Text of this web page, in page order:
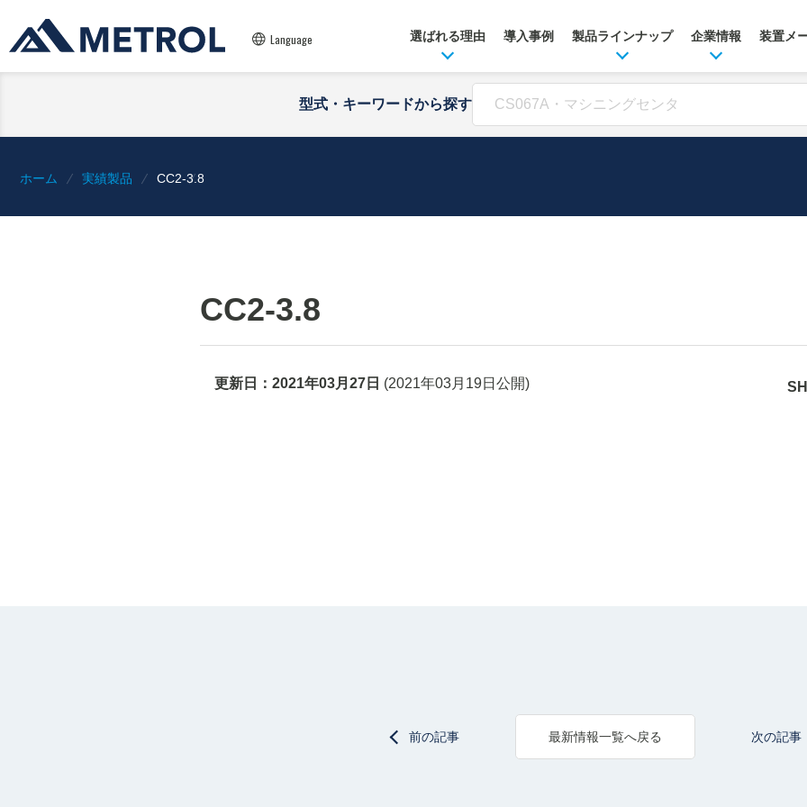
Language 選ばれる理由 導入事例 製品ラインナップ 企業情報 装置メ
型式・キーワードから探す
ホーム 実績製品 CC2-3.8
CC2-3.8
更新日： 2021年03月27日 (2021年03月19日 公開)
前の記事 最新情報一覧へ戻る 次の記事